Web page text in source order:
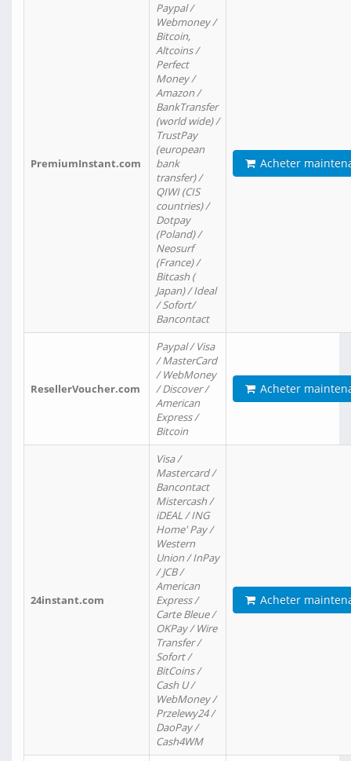
PremiumInstant.com
Paypal /
Webmoney /
Bitcoin,
Altcoins /
Perfect
Money /
Amazon /
BankTransfer
(world wide) /
TrustPay
(european
bank
transfer) /
QIWI (CIS
countries) /
Dotpay
(Poland) /
Neosurf
(France) /
Bitcash (
Japan) / Ideal
/ Sofort/
Bancontact
Acheter
ResellerVoucher.com
Paypal / Visa
/ MasterCard
/ WebMoney
/ Discover /
American
Express /
Bitcoin
Acheter
24instant.com
Visa /
Mastercard /
Bancontact
Mistercash /
iDEAL / ING
Home' Pay /
Western
Union / InPay
/ JCB /
American
Express /
Carte Bleue /
OKPay / Wire
Transfer /
Sofort /
BitCoins /
Cash U /
WebMoney /
Przelewy24 /
DaoPay /
Cash4WM
Acheter